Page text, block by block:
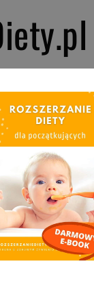
blw
na
na parze to